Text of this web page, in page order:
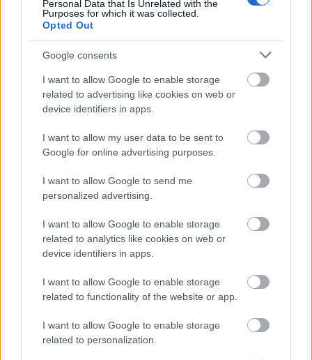
Personal Data that Is Unrelated with the
Purposes for which it was collected.
Opted Out
Google consents
I want to allow Google to enable storage
related to advertising like cookies on web or
device identifiers in apps.
I want to allow my user data to be sent to
Google for online advertising purposes.
I want to allow Google to send me
personalized advertising.
I want to allow Google to enable storage
related to analytics like cookies on web or
device identifiers in apps.
I want to allow Google to enable storage
related to functionality of the website or app.
I want to allow Google to enable storage
related to personalization.
AJÁNLJUK MÉG
E-mail cím
Feliratkozom a hírlevélre és elfogadom az
szabályzatot!
Helyi hírek